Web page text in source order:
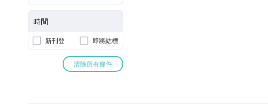
時間
新刊登 即將結標
清除所有條件